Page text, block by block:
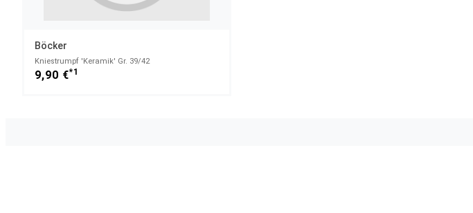
Böcker
Kniestrumpf 'Keramik' Gr. 39/42
9,90 €*1